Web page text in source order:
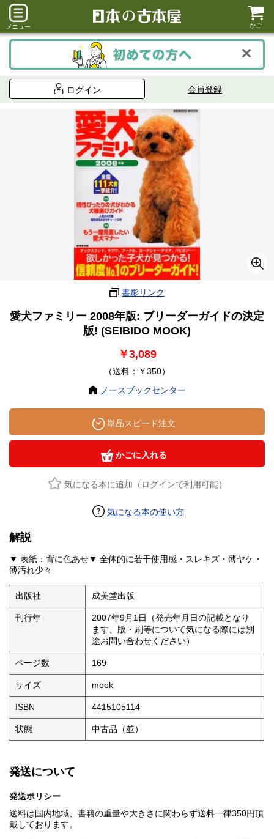
メニュー かご
ログイン 会員登録
書影リンク
愛犬ファミリー 2008年版: ブリーダーガイドの決定
版! (SEIBIDO MOOK)
￥3,089
（送料：￥350）
ノースブックセンター
単品スピード注文
かごに入れる
気になる本に追加（ログインで利用可能）
気になる本の使い方
解説
▼ 表紙：背に色あせ▼ 全体的に若干使用感・スレキズ・薄ヤケ・
薄汚れ少々
出版社 成美堂出版
刊行年
2007年9月1日（発売年月日の記載となり
ます、版・刷等について気になる際には別
途お問い合わせください）
ページ数 169
サイズ mook
ISBN 4415105114
状態 中古品（並）
発送について
発送ポリシー
送料は国内地域、書籍の重量や大きさに関わらず送料一律350円頂
戴しております。